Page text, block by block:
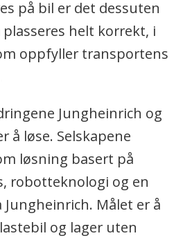
på bil er det dessuten
helt korrekt, i
oppfyller transportens
Jungheinrich og
å løse. Selskapene
løsning basert på
robotteknologi og en
Målet er å
og lager uten